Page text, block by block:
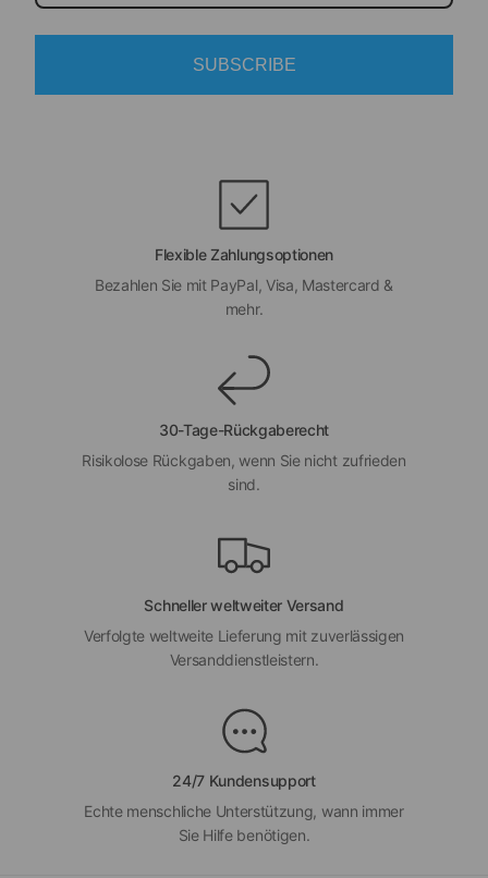
SUBSCRIBE
Flexible Zahlungsoptionen
Bezahlen Sie mit PayPal, Visa, Mastercard &
mehr.
30-Tage-Rückgaberecht
Risikolose Rückgaben, wenn Sie nicht zufrieden
sind.
Schneller weltweiter Versand
Verfolgte weltweite Lieferung mit zuverlässigen
Versanddienstleistern.
24/7 Kundensupport
Echte menschliche Unterstützung, wann immer
Sie Hilfe benötigen.